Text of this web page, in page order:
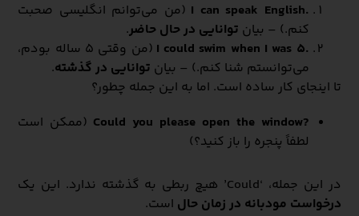
.I can speak English
(من می‌توانم انگلیسی صحبت
کنم.) – بیان توانایی در حال حاضر.
.I could swim when I was 5
(من وقتی ۵ ساله بودم،
می‌توانستم شنا کنم.) – بیان توانایی در گذشته.
تا اینجای کار ساده است. اما به این جمله چطور؟
?Could you please open the window
(ممکن است
لطفاً پنجره را باز کنید؟)
در این جمله، ‘Could’ هیچ ربطی به گذشته ندارد. این یک
درخواست مودبانه در زمان حال است.